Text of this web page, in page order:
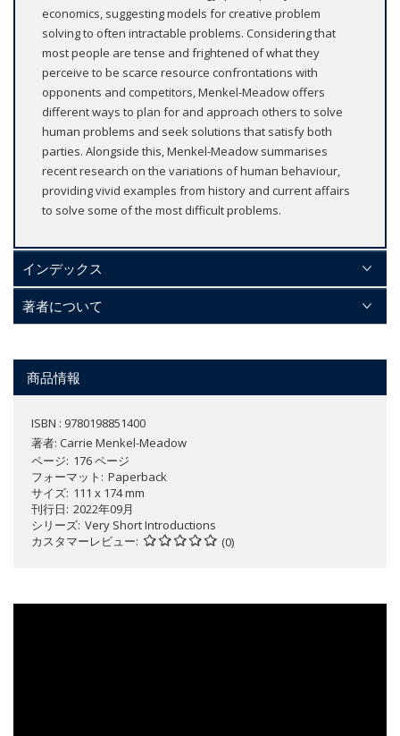
economics, suggesting models for creative problem
solving to often intractable problems. Considering that
most people are tense and frightened of what they
perceive to be scarce resource confrontations with
opponents and competitors, Menkel-Meadow offers
different ways to plan for and approach others to solve
human problems and seek solutions that satisfy both
parties. Alongside this, Menkel-Meadow summarises
recent research on the variations of human behaviour,
providing vivid examples from history and current affairs
to solve some of the most difficult problems.
インデックス
著者について
商品情報
ISBN : 9780198851400
著者: Carrie Menkel-Meadow
ページ 176 ページ
フォーマット
Paperback
サイズ 111 x 174 mm
刊行日 2022年09月
シリーズ Very Short Introductions
カスタマーレビュー
(0)